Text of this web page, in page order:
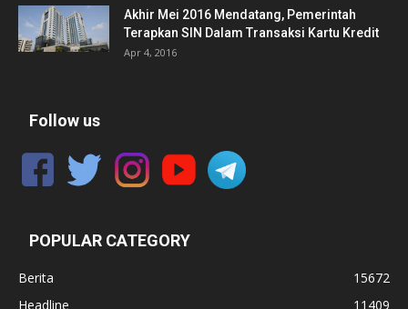
Akhir Mei 2016 Mendatang, Pemerintah
Terapkan SIN Dalam Transaksi Kartu Kredit
Apr 4, 2016
Follow us
POPULAR CATEGORY
Berita
15672
Headline
11409